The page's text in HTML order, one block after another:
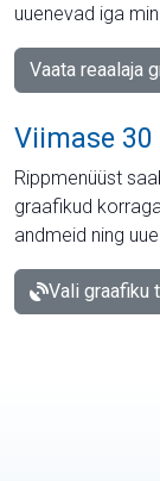
uuenevad iga
Vaata reaalaja
Viimase 30
Rippmenüüst
graafikud
andmeid ning
Vali graafiku